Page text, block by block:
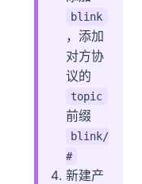
blink
，添加
对方协
议的
topic
前缀
blink/
#
新建产